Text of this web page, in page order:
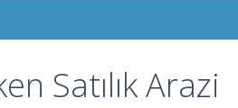
Satılık Arazi